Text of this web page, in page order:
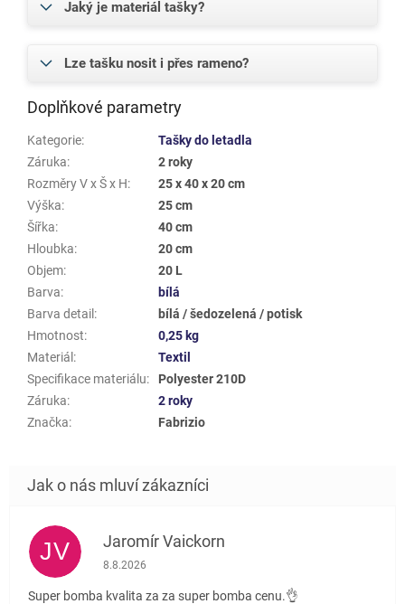
Jaký je materiál tašky?
Lze tašku nosit i přes rameno?
Doplňkové parametry
Kategorie:
Tašky do letadla
Záruka:
2 roky
Rozměry V x Š x H:
25 x 40 x 20 cm
Výška:
25 cm
Šířka:
40 cm
Hloubka:
20 cm
Objem:
20 L
Barva:
bílá
Barva detail :
bílá / šedozelená / potisk
Hmotnost:
0,25 kg
Materiál :
Textil
Specifikace materiálu:
Polyester 210D
Záruka:
2 roky
Značka: Fabrizio
JV Jaromír Vaickorn
Hodnocení obchodu je 5 z 5 hvězdiček.
8.8.2026
Super bomba kvalita za za super bomba cenu.👌